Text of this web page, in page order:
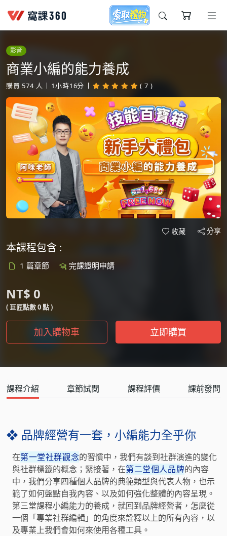
今天想要學什麼?
窩課推薦給您
影音
商業小編的能力養成
購買 574 人 1小時16分 ( 7 )
收藏 分享
本課程包含 :
1 篇章節 完課證明申請
NT$ 0
( 巨匠點數 0 點 )
加入購物車 立即購買
課程介紹 章節試閱 課程評價 課前發問
❖ 品牌經營有一套，小編能力全乎你
在第一堂社群觀念的習慣中，我們有談到社群演進的變化
與社群標籤的概念；緊接著，在第二堂個人品牌的內容
中，我們分享四種個人品牌的典範類型與代表人物，也示
範了如何盤點自我內容、以及如何強化整體的內容呈現。
第三堂課程小編能力的養成，就回到品牌經營者，怎麼從
一個「專業社群編輯」的角度來詮釋以上的所有內容，以
及專業上我們會如何來使用各種工具。